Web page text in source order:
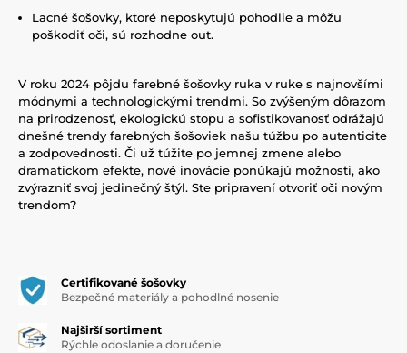
Lacné šošovky, ktoré neposkytujú pohodlie a môžu
poškodiť oči, sú rozhodne out.
V roku 2024 pôjdu farebné šošovky ruka v ruke s najnovšími
módnymi a technologickými trendmi. So zvýšeným dôrazom
na prirodzenosť, ekologickú stopu a sofistikovanosť odrážajú
dnešné trendy farebných šošoviek našu túžbu po autenticite
a zodpovednosti. Či už túžite po jemnej zmene alebo
dramatickom efekte, nové inovácie ponúkajú možnosti, ako
zvýrazniť svoj jedinečný štýl. Ste pripravení otvoriť oči novým
trendom?
Certifikované šošovky
Bezpečné materiály a pohodlné nosenie
Najširší sortiment
Rýchle odoslanie a doručenie